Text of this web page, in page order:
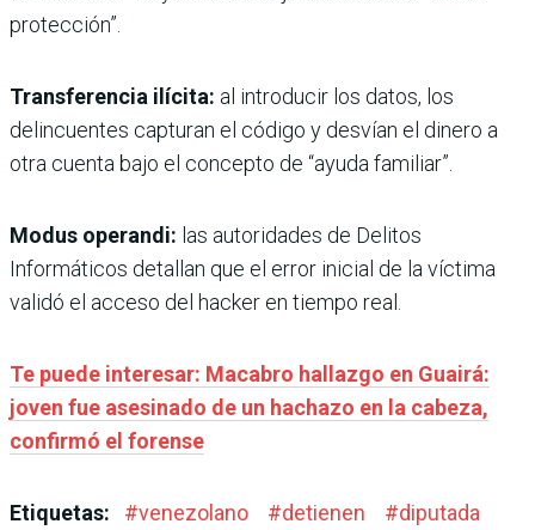
protección”.
Transferencia ilícita: al introducir los datos, los
delincuentes capturan el código y desvían el dinero a
otra cuenta bajo el concepto de “ayuda familiar”.
Modus operandi: las autoridades de Delitos
Informáticos detallan que el error inicial de la víctima
validó el acceso del hacker en tiempo real.
Te puede interesar: Macabro hallazgo en Guairá:
joven fue asesinado de un hachazo en la cabeza,
confirmó el forense
Etiquetas: #venezolano #detienen #diputada